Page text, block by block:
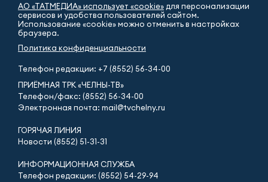
АО «ТАТМЕДИА» использует «cookie» для персонализации
сервисов и удобства пользователей сайтом.
Использование «cookie» можно отменить в настройках
браузера.
Политика конфиденциальности
Телефон редакции: +7 (8552) 56-34-00
ПРИЁМНАЯ ТРК «ЧЕЛНЫ-ТВ»
Телефон/факс: (8552) 56-34-00
Электронная почта: mail@tvchelny.ru
ГОРЯЧАЯ ЛИНИЯ
Новости (8552) 51-31-31
ИНФОРМАЦИОННАЯ СЛУЖБА
Телефон редакции: (8552) 54-29-94